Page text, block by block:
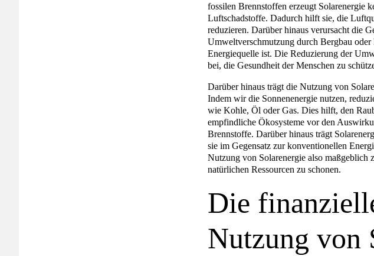
fossilen Brennstoffen erzeugt Solarenergie
Luftschadstoffe. Dadurch hilft sie, die
reduzieren. Darüber hinaus verursacht die
Umweltverschmutzung durch Bergbau
Energiequelle ist. Die Reduzierung der
bei, die Gesundheit der Menschen zu
Darüber hinaus trägt die Nutzung von
Indem wir die Sonnenenergie nutzen,
wie Kohle, Öl oder Gas. Dies hilft, den
empfindliche Ökosysteme vor den
Brennstoffe. Darüber hinaus trägt
sie im Gegensatz zur konventionellen
Nutzung von Solarenergie also
natürlichen Ressourcen zu schonen.
Die
Nutzung von